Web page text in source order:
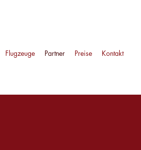
Flugzeuge Partner Preise Kontakt